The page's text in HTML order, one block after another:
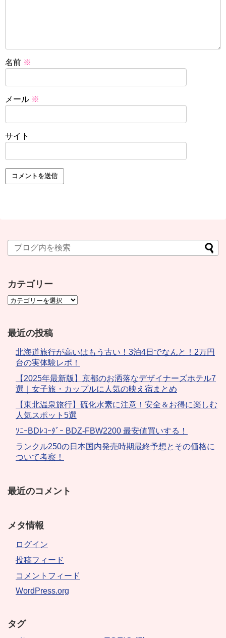
名前 ※
メール ※
サイト
カテゴリー
最近の投稿
北海道旅行が高いはもう古い！3泊4日でなんと！2万円
台の実体験レポ！
【2025年最新版】京都のお洒落なデザイナーズホテル7
選｜女子旅・カップルに人気の映え宿まとめ
【東北温泉旅行】硫化水素に注意！安全＆お得に楽しむ
人気スポット5選
ｿﾆｰBDﾚｺｰﾀﾞｰ BDZ-FBW2200 最安値買いする！
ランクル250の日本国内発売時期最終予想とその価格に
ついて考察！
最近のコメント
メタ情報
ログイン
投稿フィード
コメントフィード
WordPress.org
タグ